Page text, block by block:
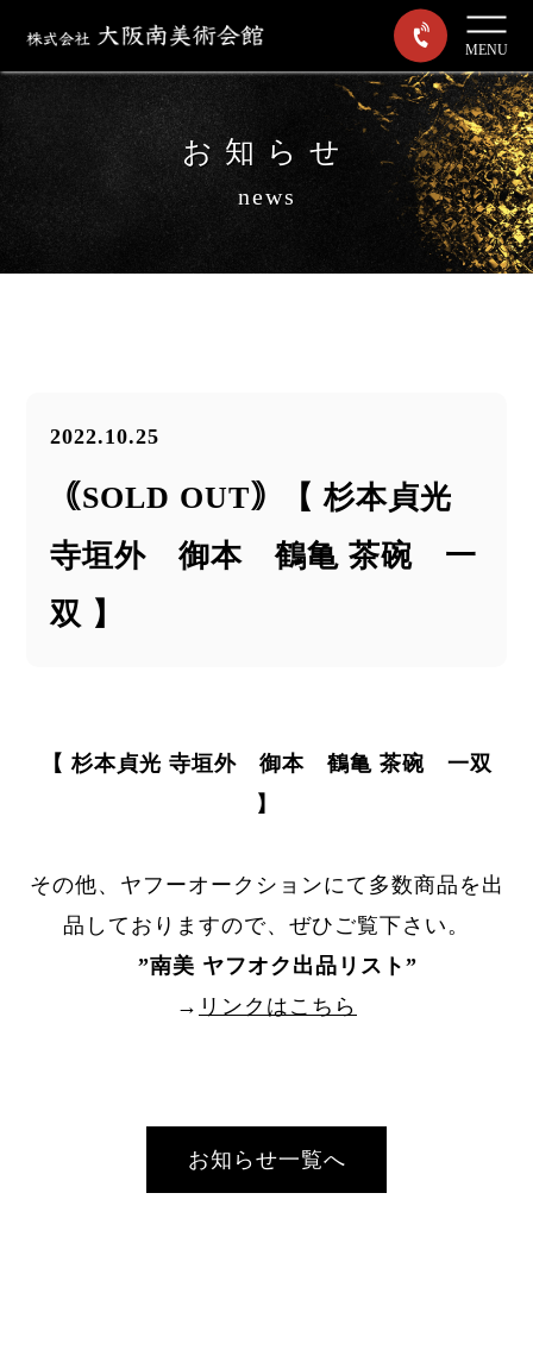
MENU
お知らせ
news
2022.10.25
｟SOLD OUT｠【 杉本貞光
寺垣外 御本 鶴亀 茶碗 一
双 】
【 杉本貞光 寺垣外 御本 鶴亀 茶碗 一双
】
その他、ヤフーオークションにて多数商品を出
品しておりますので、ぜひご覧下さい。
”南美 ヤフオク出品リスト ”
→ リンクはこちら
お知らせ一覧へ